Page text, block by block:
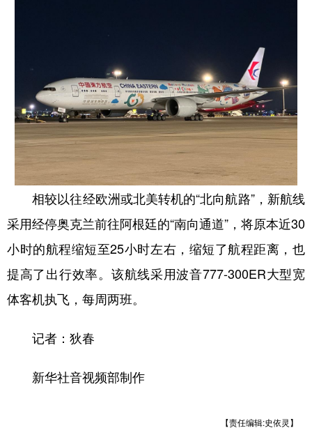
相较以往经欧洲或北美转机的“北向航路”，新航线
采用经停奥克兰前往阿根廷的“南向通道”，将原本近30
小时的航程缩短至25小时左右，缩短了航程距离，也
提高了出行效率。该航线采用波音777-300ER大型宽
体客机执飞，每周两班。
记者：狄春
新华社音视频部制作
【责任编辑:史依灵】